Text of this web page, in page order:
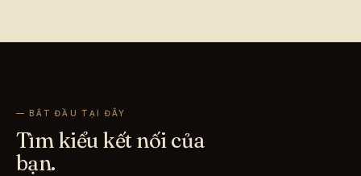
— BẮT ĐẦU TẠI ĐÂY
Tìm kiểu kết nối của
bạn.